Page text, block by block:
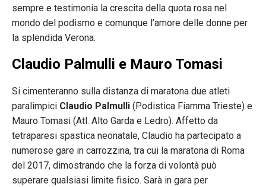
sempre e testimonia la crescita della quota rosa nel
mondo del podismo e comunque l’amore delle donne per
la splendida Verona.
Claudio Palmulli e Mauro Tomasi
Si cimenteranno sulla distanza di maratona due atleti
paralimpici Claudio Palmulli (Podistica Fiamma Trieste) e
Mauro Tomasi (Atl. Alto Garda e Ledro). Affetto da
tetraparesi spastica neonatale, Claudio ha partecipato a
numerose gare in carrozzina, tra cui la maratona di Roma
del 2017, dimostrando che la forza di volontà può
superare qualsiasi limite fisico. Sarà in gara per